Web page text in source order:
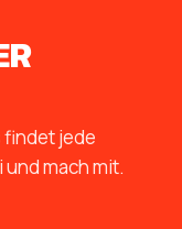
findet jede
mach mit.